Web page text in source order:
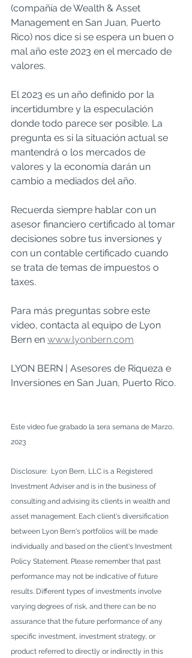
(compañía de Wealth & Asset
Management en San Juan, Puerto
Rico) nos dice si se espera un buen o
mal año este 2023 en el mercado de
valores.
El 2023 es un año definido por la
incertidumbre y la especulación
donde todo parece ser posible. La
pregunta es si la situación actual se
mantendrá o los mercados de
valores y la economía darán un
cambio a mediados del año.
Recuerda siempre hablar con un
asesor financiero certificado al tomar
decisiones sobre tus inversiones y
con un contable certificado cuando
se trata de temas de impuestos o
taxes.
Para más preguntas sobre este
video, contacta al equipo de Lyon
Bern en www.lyonbern.com
LYON BERN | Asesores de Riqueza e
Inversiones en San Juan, Puerto Rico.
Este video fue grabado la 1era semana de Marzo,
2023
Disclosure:  Lyon Bern, LLC is a Registered
Investment Adviser and is in the business of
consulting and advising its clients in wealth and
asset management. Each client's diversification
between Lyon Bern's portfolios will be made
individually and based on the client's Investment
Policy Statement. Please remember that past
performance may not be indicative of future
results. Different types of investments involve
varying degrees of risk, and there can be no
assurance that the future performance of any
specific investment, investment strategy, or
product referred to directly or indirectly in this